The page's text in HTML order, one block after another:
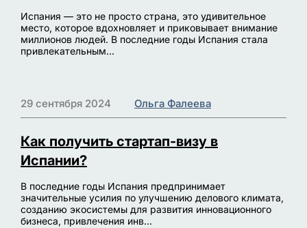
Испания — это не просто страна, это удивительное
место, которое вдохновляет и приковывает внимание
миллионов людей. В последние годы Испания стала
привлекательным...
29 сентября 2024 Ольга Фалеева
Как получить стартап-визу в
Испании?
В последние годы Испания предпринимает
значительные усилия по улучшению делового климата,
созданию экосистемы для развития инновационного
бизнеса, привлечения инв...